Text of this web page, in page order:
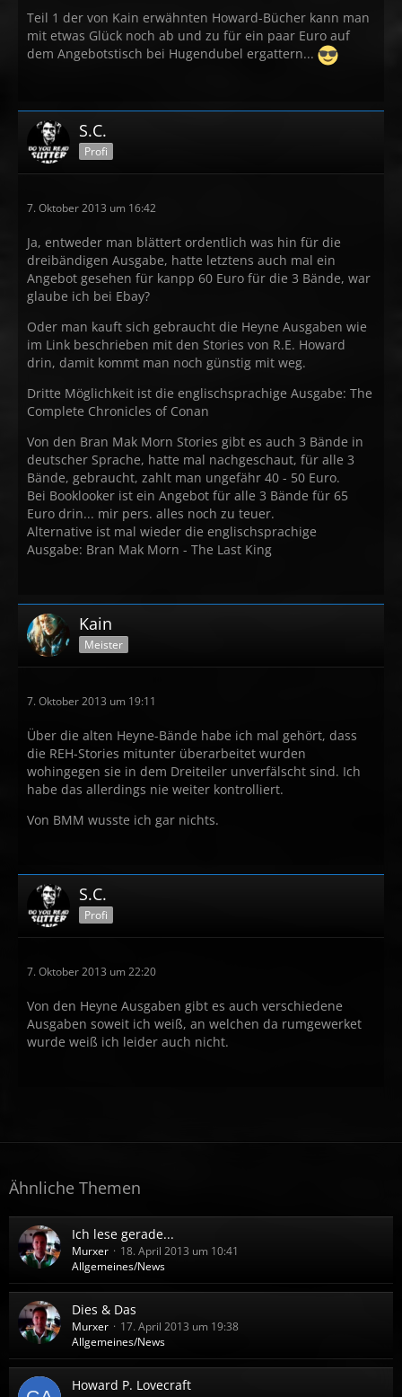
Teil 1 der von Kain erwähnten Howard-Bücher kann man
mit etwas Glück noch ab und zu für ein paar Euro auf
dem Angebotstisch bei Hugendubel ergattern...
S.C.
Profi
7. Oktober 2013 um 16:42
Ja, entweder man blättert ordentlich was hin für die
dreibändigen Ausgabe, hatte letztens auch mal ein
Angebot gesehen für kanpp 60 Euro für die 3 Bände, war
glaube ich bei Ebay?
Oder man kauft sich gebraucht die Heyne Ausgaben wie
im Link beschrieben mit den Stories von R.E. Howard
drin, damit kommt man noch günstig mit weg.
Dritte Möglichkeit ist die englischsprachige Ausgabe: The
Complete Chronicles of Conan
Von den Bran Mak Morn Stories gibt es auch 3 Bände in
deutscher Sprache, hatte mal nachgeschaut, für alle 3
Bände, gebraucht, zahlt man ungefähr 40 - 50 Euro.
Bei Booklooker ist ein Angebot für alle 3 Bände für 65
Euro drin... mir pers. alles noch zu teuer.
Alternative ist mal wieder die englischsprachige
Ausgabe: Bran Mak Morn - The Last King
Kain
Meister
7. Oktober 2013 um 19:11
Über die alten Heyne-Bände habe ich mal gehört, dass
die REH-Stories mitunter überarbeitet wurden
wohingegen sie in dem Dreiteiler unverfälscht sind. Ich
habe das allerdings nie weiter kontrolliert.
Von BMM wusste ich gar nichts.
S.C.
Profi
7. Oktober 2013 um 22:20
Von den Heyne Ausgaben gibt es auch verschiedene
Ausgaben soweit ich weiß, an welchen da rumgewerket
wurde weiß ich leider auch nicht.
Ähnliche Themen
Ich lese gerade...
Murxer
18. April 2013 um 10:41
Allgemeines/News
Dies & Das
Murxer
17. April 2013 um 19:38
Allgemeines/News
Howard P. Lovecraft